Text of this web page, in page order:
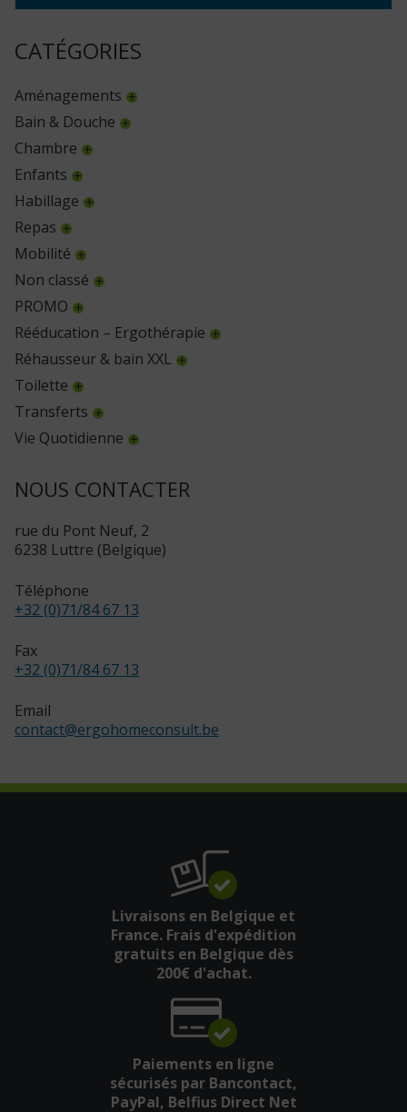
CATÉGORIES
Aménagements
Bain & Douche
Chambre
Enfants
Habillage
Repas
Mobilité
Non classé
PROMO
Rééducation – Ergothérapie
Réhausseur & bain XXL
Toilette
Transferts
Vie Quotidienne
NOUS CONTACTER
rue du Pont Neuf, 2
6238 Luttre (Belgique)
Téléphone
+32 (0)71/84 67 13
Fax
+32 (0)71/84 67 13
Email
contact@ergohomeconsult.be
Livraisons en Belgique et
France. Frais d'expédition
gratuits en Belgique dès
200€ d'achat.
Paiements en ligne
sécurisés par Bancontact,
PayPal, Belfius Direct Net